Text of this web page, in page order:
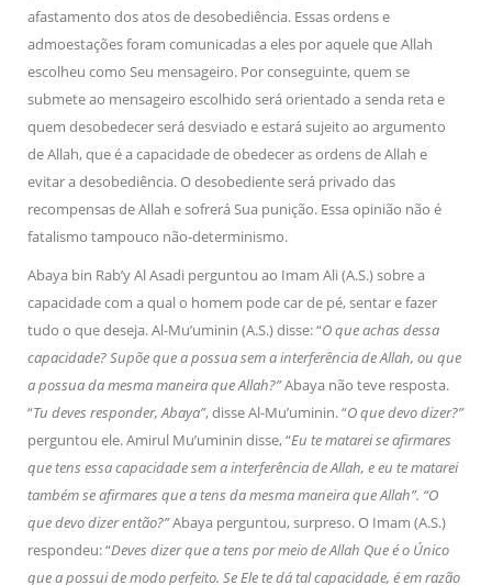
afastamento dos atos de desobediência. Essas ordens e
admoestações foram comunicadas a eles por aquele que Allah
escolheu como Seu mensageiro. Por conseguinte, quem se
submete ao mensageiro escolhido será orientado a senda reta e
quem desobedecer será desviado e estará sujeito ao argumento
de Allah, que é a capacidade de obedecer as ordens de Allah e
evitar a desobediência. O desobediente será privado das
recompensas de Allah e sofrerá Sua punição. Essa opinião não é
fatalismo tampouco não-determinismo.
Abaya bin Rab’y Al Asadi perguntou ao Imam Ali (A.S.) sobre a
capacidade com a qual o homem pode car de pé, sentar e fazer
tudo o que deseja. Al-Mu’uminin (A.S.) disse: “O que achas dessa
capacidade? Supõe que a possua sem a interferência de Allah, ou que
a possua da mesma maneira que Allah?”Abaya não teve resposta.
“Tu deves responder, Abaya”, disse Al-Mu’uminin. “O que devo dizer?”
perguntou ele. Amirul Mu’uminin disse, “Eu te matarei se afirmares
que tens essa capacidade sem a interferência de Allah, e eu te matarei
também se afirmares que a tens da mesma maneira que Allah”. “O
que devo dizer então?”Abaya perguntou, surpreso. O Imam (A.S.)
respondeu: “Deves dizer que a tens por meio de Allah Que é o Único
que a possui de modo perfeito. Se Ele te dá tal capacidade, é em razão